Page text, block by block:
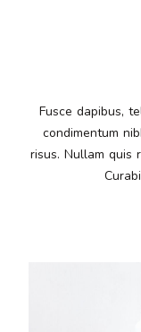
Fusce dapibus,
condimentum
risus. Nullam quis